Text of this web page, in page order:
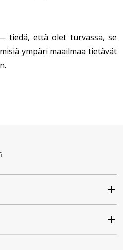
tiedä, että olet turvassa, se
ympäri maailmaa tietävät